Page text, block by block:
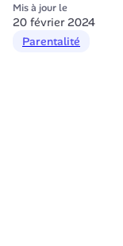
Mis à jour le
20 février 2024
Parentalité